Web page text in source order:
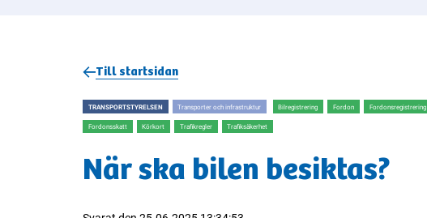
Till startsidan
TRANSPORTSTYRELSEN Transporter och infrastruktur Bilregistrering Fordon Fordonsregistrering
Fordonsskatt Körkort Trafikregler Trafiksäkerhet
När ska bilen besiktas?